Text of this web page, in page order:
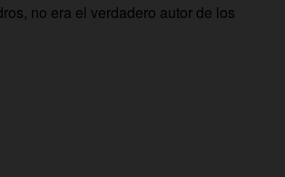
no era el verdadero autor de los